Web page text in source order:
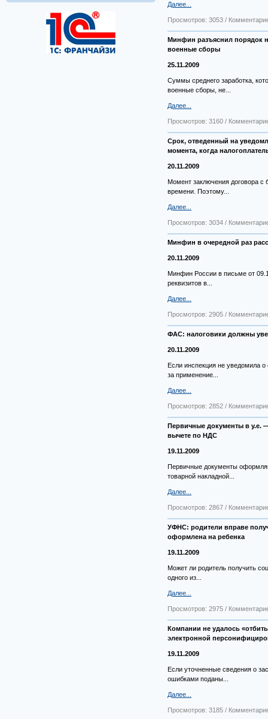
Далее...
Просмотров: 3053 /
Минфин разъяснил порядок
военные сборы
25.11.2009
Суммы среднего заработка,
военные сборы, не...
Далее...
Просмотров: 3160 /
Срок, отведенный на
момента, когда
20.11.2009
Момент заключения договора с
времени. Поэтому...
Далее...
Просмотров: 3034 /
Минфин в очередной раз
20.11.2009
Минфин России в письме от
реквизитов в...
Далее...
Просмотров: 2905 /
ФАС: налоговики должны
20.11.2009
Если инспекция не уведомила
за применение...
Далее...
Просмотров: 2852 /
Первичные документы в у.е.
вычете по НДС
19.11.2009
Первичные документы
товарной накладной...
Далее...
Просмотров: 2867 /
УФНС: родители вправе
оформлена на ребенка
19.11.2009
Может ли родитель получить
одного из...
Далее...
Просмотров: 2975 /
Компании не удалось
электронной
19.11.2009
Если уточненные сведения о
ошибками поданы...
Далее...
Просмотров: 3185 /